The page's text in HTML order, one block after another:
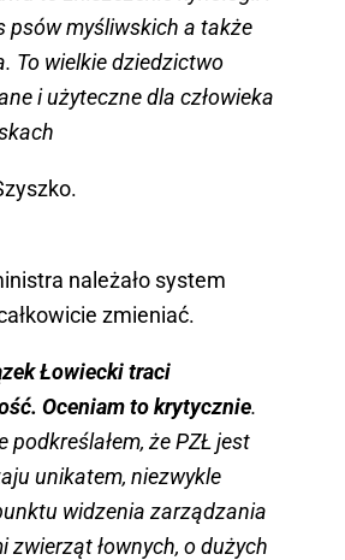
psów myśliwskich a także
To wielkie dziedzictwo
i użyteczne dla człowieka
należało system
zmieniać.
Łowiecki traci
Oceniam to krytycznie.
podkreślałem, że PZŁ jest
unikatem, niezwykle
widzenia zarządzania
zwierząt łownych, o dużych